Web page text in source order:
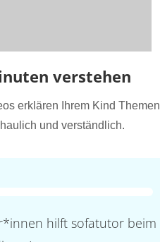
verstehen
erklären Ihrem Kind Themen
und verständlich.
hilft sofatutor beim